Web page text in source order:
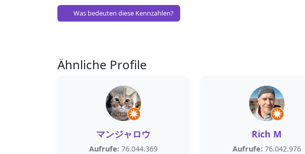
Was bedeuten diese Kennzahlen?
Ähnliche Profile
マンジャロウ
Aufrufe: 76.044.369
Rich M
Aufrufe: 76.042.976